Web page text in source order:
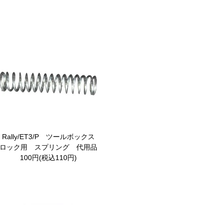
Rally/ET3/P ツールボックス
ロック用 スプリング 代用品
100円(税込110円)